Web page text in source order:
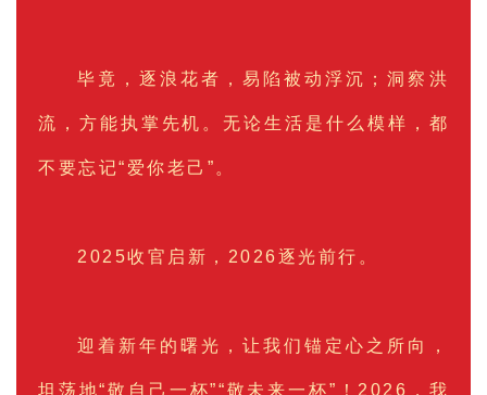
毕竟，逐浪花者，易陷被动浮沉；洞察洪
流，方能执掌先机。无论生活是什么模样，都
不要忘记“爱你老己”。
2025收官启新，2026逐光前行。
迎着新年的曙光，让我们锚定心之所向，
坦荡地“敬自己一杯”“敬未来一杯”！2026，我